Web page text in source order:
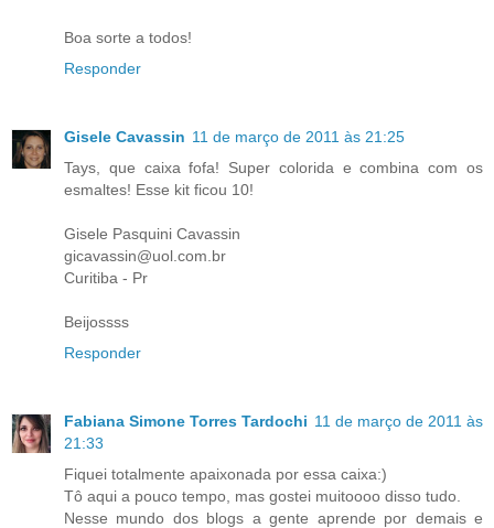
Boa sorte a todos!
Responder
Gisele Cavassin 11 de março de 2011 às 21:25
Tays, que caixa fofa! Super colorida e combina com os
esmaltes! Esse kit ficou 10!
Gisele Pasquini Cavassin
gicavassin@uol.com.br
Curitiba - Pr
Beijossss
Responder
Fabiana Simone Torres Tardochi 11 de março de 2011 às
21:33
Fiquei totalmente apaixonada por essa caixa:)
Tô aqui a pouco tempo, mas gostei muitoooo disso tudo.
Nesse mundo dos blogs a gente aprende por demais e